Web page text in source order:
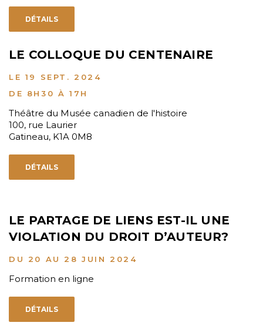
DÉTAILS
LE COLLOQUE DU CENTENAIRE
LE 19 SEPT. 2024
DE 8H30 À 17H
Théâtre du Musée canadien de l'histoire
100, rue Laurier
Gatineau, K1A 0M8
DÉTAILS
LE PARTAGE DE LIENS EST-IL UNE
VIOLATION DU DROIT D’AUTEUR?
DU 20 AU 28 JUIN 2024
Formation en ligne
DÉTAILS